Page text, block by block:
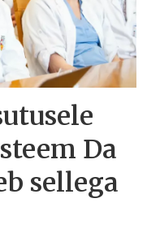
Da
sellega